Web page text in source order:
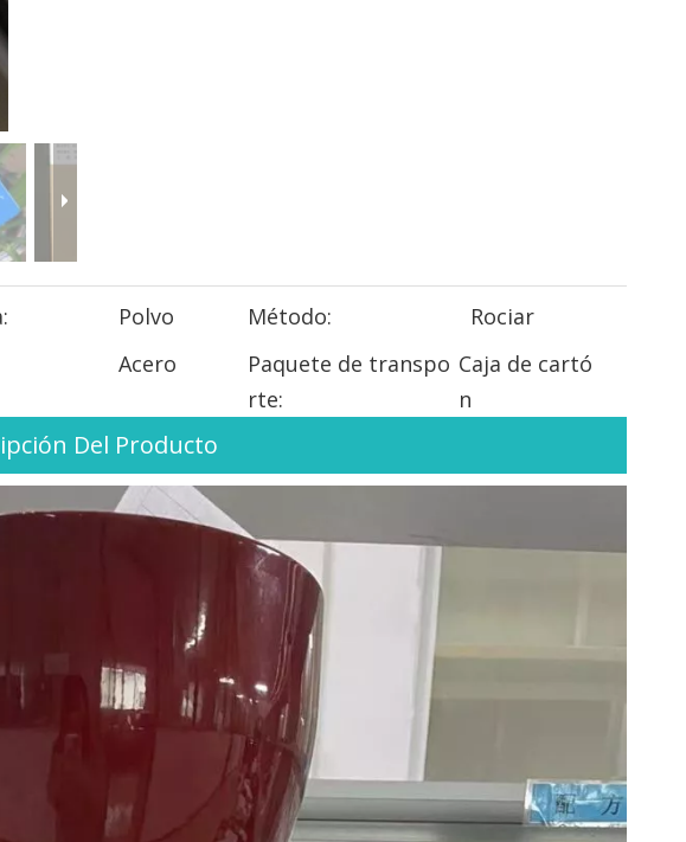
Polvo Método:
Rociar
Acero
Paquete de transpo
rte:
Caja de cartó
n
Del Producto